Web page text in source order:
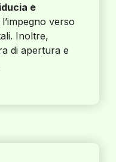
e
verso
Inoltre,
di apertura e